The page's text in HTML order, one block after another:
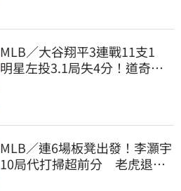
MLB／大谷翔平3連戰11支1
明星左投3.1局失4分！道奇輸
MLB／連6場板凳出發！李灝宇
10局代打掃超前分 老虎退巨